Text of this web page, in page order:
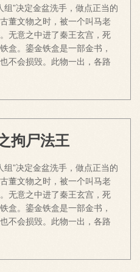
组”决定金盆洗手，做点正当的
董文物之时，被一个叫马老
无意之中进了秦王玄宫，死
盒。鎏金铁盒是一部金书，
不会损毁。此物一出，各路
拘尸法王
组”决定金盆洗手，做点正当的
董文物之时，被一个叫马老
无意之中进了秦王玄宫，死
盒。鎏金铁盒是一部金书，
不会损毁。此物一出，各路